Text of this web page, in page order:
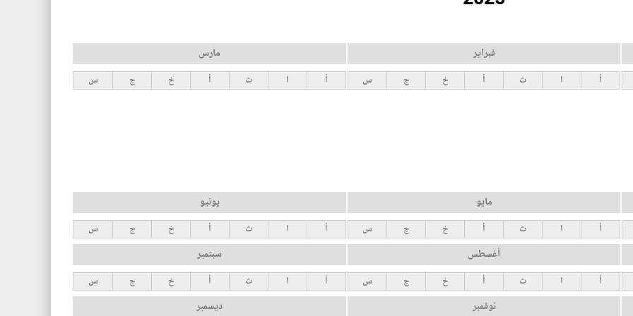
فبراير
أ ا ث أ خ ج س
مارس
أ ا ث أ خ ج س
مايو
أ ا ث أ خ ج س
يونيو
أ ا ث أ خ ج س
أغسطس
أ ا ث أ خ ج س
سبتمبر
أ ا ث أ خ ج س
نوفمبر ديسمبر